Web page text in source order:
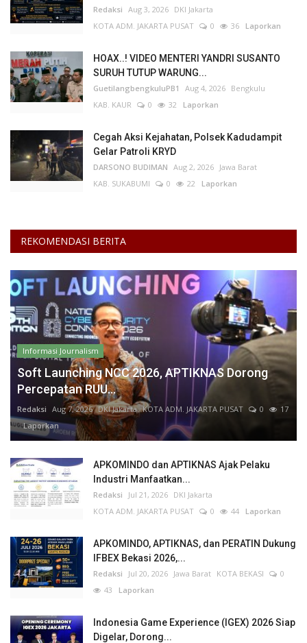
Redaksi Aug 3, 2026 DKI Jakarta
KOTA ADM. JAKARTA PUSAT
0 36 Laporkan
HOAX..! VIDEO MENTERI YANDRI SUSANTO
SURUH TUTUP WARUNG...
GuetilangbengkuluPB1 Aug 4, 2026 Bengkulu
KAB. KAUR
0 32 Laporkan
Cegah Aksi Kejahatan, Polsek Kadudampit
Gelar Patroli KRYD
DARSONO BUDIMAN Aug 2, 2026 Jawa Barat
KAB. SUKABUMI
0 22 Laporkan
REKOMENDASI BERITA
Informasi Journalism
Soft Launching NCC 2026, APTIKNAS Dorong
Percepatan RUU...
Redaksi Aug 7, 2026 DKI Jakarta KOTA ADM. JAKARTA PUSAT 0
17
Laporkan
APKOMINDO dan APTIKNAS Ajak Pelaku
Industri Manfaatkan...
Redaksi Jul 21, 2026 DKI Jakarta
KOTA ADM. JAKARTA PUSAT
0 44 Laporkan
APKOMINDO, APTIKNAS, dan PERATIN Dukung
IFBEX Bekasi 2026,...
Redaksi Jul 20, 2026 Jawa Barat KOTA BEKASI
0
43 Laporkan
Indonesia Game Experience (IGEX) 2026 Siap
Digelar, Dorong...